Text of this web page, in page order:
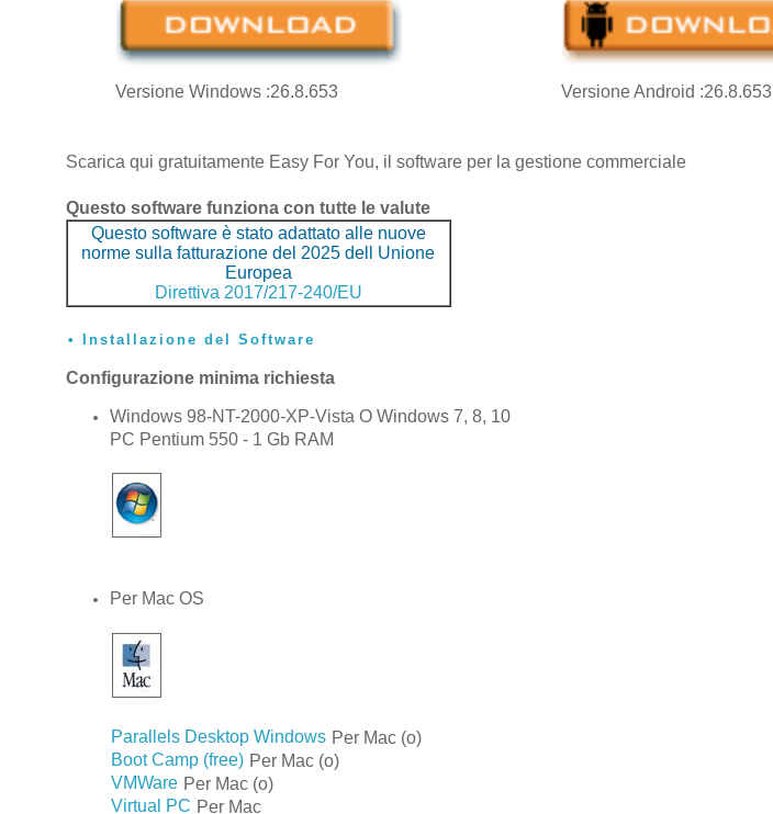
Versione Windows :26.8.653 Versione Android :26.8.653
Scarica qui gratuitamente Easy For You, il software per la gestione commerciale
Questo software funziona con tutte le valute
Questo software è stato adattato alle nuove
norme sulla fatturazione del 2025 dell Unione
Europea
Direttiva 2017/217-240/EU
Installazione del Software
Configurazione minima richiesta
Windows 98-NT-2000-XP-Vista O Windows 7, 8, 10
PC Pentium 550 - 1 Gb RAM
Per Mac OS
Parallels Desktop Windows Per Mac (o)
Boot Camp (free) Per Mac (o)
VMWare Per Mac (o)
Virtual PC Per Mac